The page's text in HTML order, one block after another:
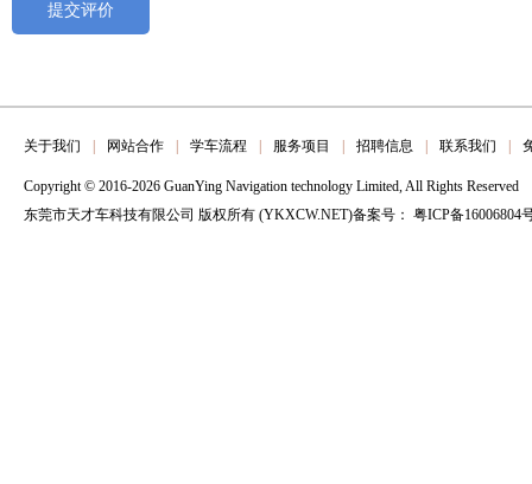
关于我们 网站合作 学车流程 服务项目 招聘信息 联系我们
Copyright © 2016-2026 GuanYing Navigation technology Limited, All Rights Reserved
东莞市天才车科技有限公司 版权所有 (YKXCW.NET)备案号： 粤ICP备16006804